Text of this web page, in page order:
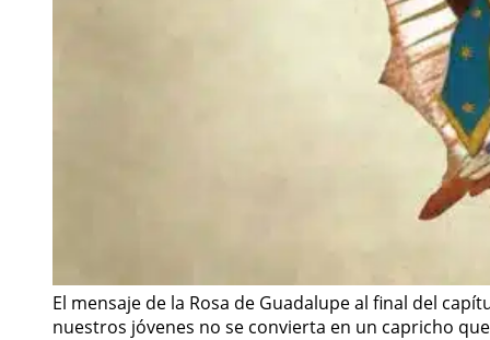
El mensaje de la Rosa de Guadalupe al final del
nuestros jóvenes no se convierta en un capricho